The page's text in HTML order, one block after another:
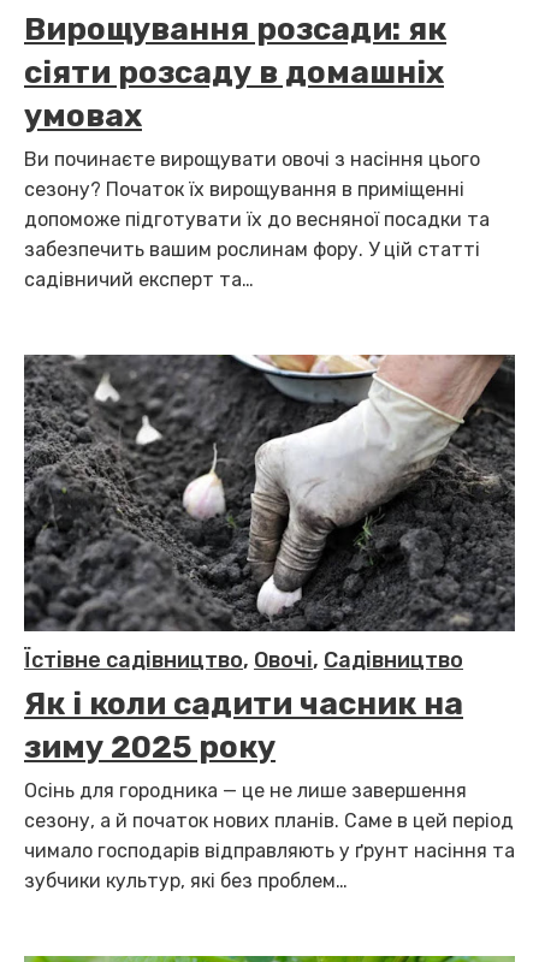
Вирощування розсади: як
сіяти розсаду в домашніх
умовах
Ви починаєте вирощувати овочі з насіння цього
сезону? Початок їх вирощування в приміщенні
допоможе підготувати їх до весняної посадки та
забезпечить вашим рослинам фору. У цій статті
садівничий експерт та…
Їстівне садівництво, Овочі, Садівництво
Як і коли садити часник на
зиму 2025 року
Осінь для городника — це не лише завершення
сезону, а й початок нових планів. Саме в цей період
чимало господарів відправляють у ґрунт насіння та
зубчики культур, які без проблем…